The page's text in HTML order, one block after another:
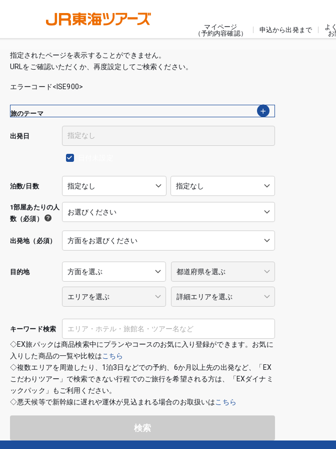
マイページ
（予約内容確認）
申込から出発まで
よ
指定されたページを表示することができません。
URLをご確認いただくか、再度設定してご検索ください。
エラーコード<ISE900>
出発地（必須）
出発日
泊数/日数
1部屋あたりの人
数（必須）
目的地
キーワード検索
旅のテーマ
◇EX旅パックは商品検索中にプランやコースのお気に入り登録ができます。お気に
入りした商品の一覧や比較はこちら
◇複数エリアを周遊したり、1泊3日などでの予約、6か月以上先の出発など、「EX
こだわりツアー」で検索できない行程でのご旅行を希望される方は、「EXダイナミ
ックパック」もご利用ください。
◇悪天候等で新幹線に遅れや運休が見込まれる場合のお取扱いはこちら
検索